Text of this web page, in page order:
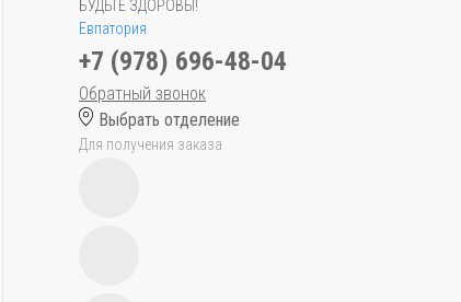
БУДЬТЕ ЗДОРОВЫ!
Евпатория
+7 (978) 696-48-04
Обратный звонок
Выбрать отделение
Для получения заказа